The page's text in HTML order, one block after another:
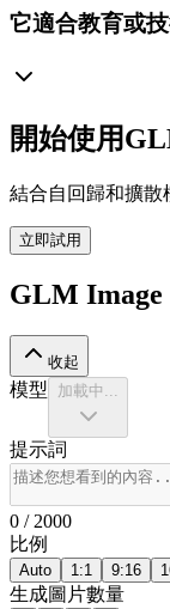
它適合教育或
開始使用
結合自回歸和擴散
立即試用
GLM Image
收起
模型 加載中...
提示詞
0 / 2000
比例
Auto 1:1 9:16
生成圖片數量